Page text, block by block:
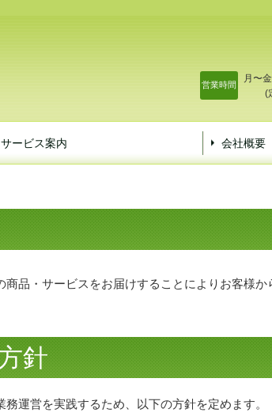
営業時間
月〜
(定
サービス案内 会社概要
品・サービスをお届けすることによりお客様
針
運営を実践するため、以下の方針を定めます。